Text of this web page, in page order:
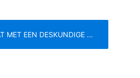
MET EEN DESKUNDIGE ...
geplaatst
van